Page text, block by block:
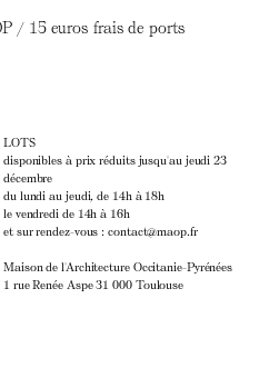
/ 15 euros frais de ports
LOTS
disponibles à prix réduits jusqu'au jeudi 23
décembre
du lundi au jeudi, de 14h à 18h
le vendredi de 14h à 16h
et sur rendez-vous : contact@maop.fr
Maison de l'Architecture Occitanie-Pyrénées
1 rue Renée Aspe 31 000 Toulouse